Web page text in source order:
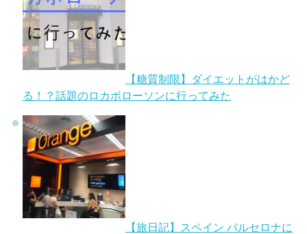
【糖質制限】ダイエットがはかど
る！？話題のロカボローソンに行ってみた
【旅日記】スペイン バルセロナに